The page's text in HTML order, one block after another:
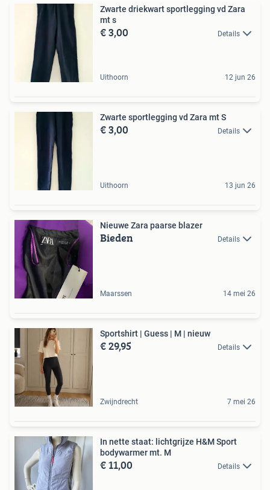
Zwarte driekwart sportlegging vd Zara
mt s
€ 3,00 Details
Uithoorn 12 jun 26
Zwarte sportlegging vd Zara mt S
€ 3,00 Details
Uithoorn 13 jun 26
Nieuwe Zara paarse blazer
Bieden Details
Maarssen 14 mei 26
Sportshirt | Guess | M | nieuw
€ 29,95 Details
Zwijndrecht 7 mei 26
In nette staat: lichtgrijze H&M Sport
bodywarmer mt. M
€ 11,00 Details